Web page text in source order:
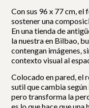
Con sus 96 x 77 cm,
sostener una
En una tienda de
la nuestra en Bilbao,
contengan imágenes,
contexto visual al
Colocado en pared, el
sutil que cambia según
pero transforma la
es lo que hace que